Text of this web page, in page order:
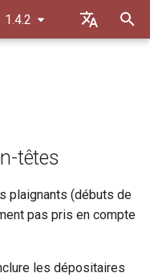
1.4.2
têtes
plaignants (débuts de
pas pris en compte
les dépositaires